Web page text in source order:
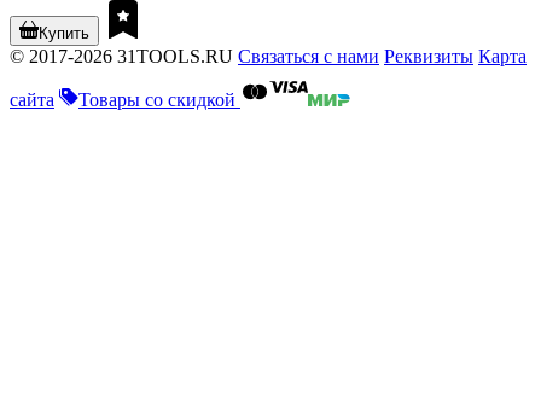
Купить
© 2017-2026 31TOOLS.RU Связаться с нами Реквизиты Карта
сайта Товары со скидкой